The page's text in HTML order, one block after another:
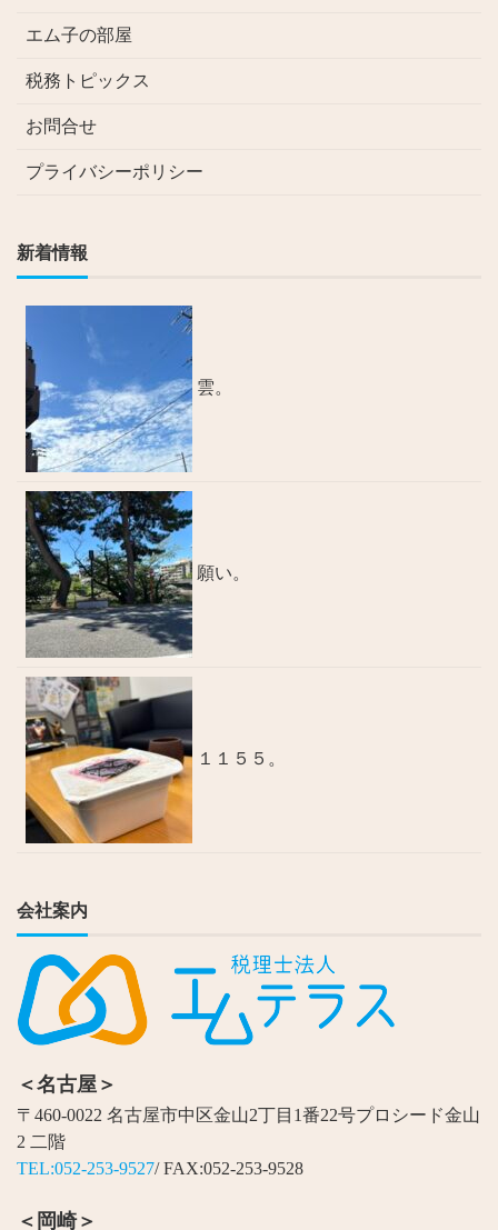
エム子の部屋
税務トピックス
お問合せ
プライバシーポリシー
新着情報
雲。
願い。
１１５５。
会社案内
＜名古屋＞
〒460-0022 名古屋市中区金山2丁目1番22号プロシード金山
2 二階
TEL:052-253-9527/ FAX:052-253-9528
＜岡崎＞